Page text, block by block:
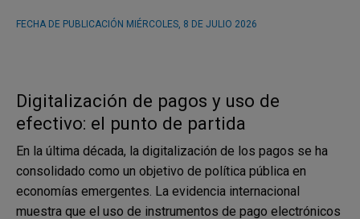
FECHA DE PUBLICACIÓN MIÉRCOLES, 8 DE JULIO 2026
Digitalización de pagos y uso de
efectivo: el punto de partida
En la última década, la digitalización de los pagos se ha
consolidado como un objetivo de política pública en
economías emergentes. La evidencia internacional
muestra que el uso de instrumentos de pago electrónicos